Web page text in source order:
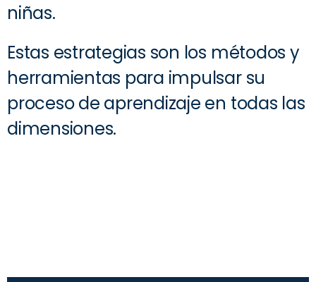
niñas.
Estas estrategias son los métodos y
herramientas para impulsar su
proceso de aprendizaje en todas las
dimensiones.